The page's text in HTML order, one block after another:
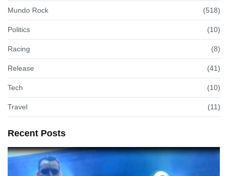
Mundo Rock (518)
Politics (10)
Racing (8)
Release (41)
Tech (10)
Travel (11)
Recent Posts